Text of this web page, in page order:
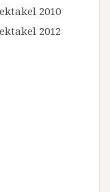
2010
2012